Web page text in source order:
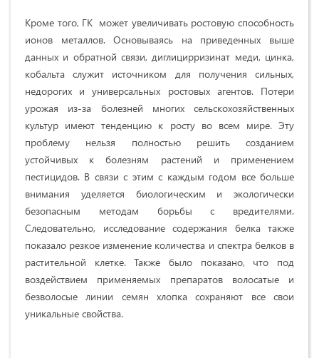
Кроме того, ГК может увеличивать ростовую способность
ионов металлов. Основываясь на приведенных выше
данных и обратной связи, диглицирризинат меди, цинка,
кобальта служит источником для получения сильных,
недорогих и универсальных ростовых агентов. Потери
урожая из-за болезней многих сельскохозяйственных
культур имеют тенденцию к росту во всем мире. Эту
проблему нельзя полностью решить созданием
устойчивых к болезням растений и применением
пестицидов. В связи с этим с каждым годом все больше
внимания уделяется биологическим и экологически
безопасным методам борьбы с вредителями.
Следовательно, исследование содержания белка также
показало резкое изменение количества и спектра белков в
растительной клетке. Также было показано, что под
воздействием применяемых препаратов волосатые и
безволосые линии семян хлопка сохраняют все свои
уникальные свойства.